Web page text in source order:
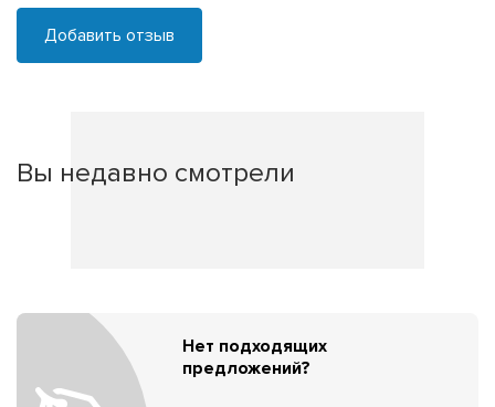
Добавить отзыв
Вы недавно смотрели
Нет подходящих
предложений?